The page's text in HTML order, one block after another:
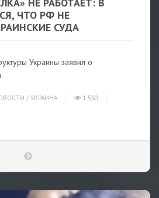
НЕ РАБОТАЕТ: В
ЧТО РФ НЕ
СУДА
Украины заявил о
/ УКРАИНА
1 580